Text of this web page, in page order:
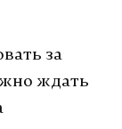
за
ждать